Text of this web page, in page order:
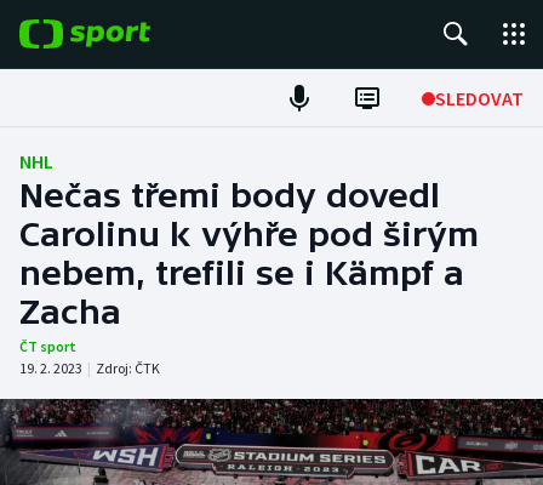
SLEDOVAT
Fotbal
Hokej
Tenis
Atletika
DALŠÍ SPORTY
NHL
Nečas třemi body dovedl
Carolinu k výhře pod širým
nebem, trefili se i Kämpf a
Zacha
ČT sport
19. 2. 2023 | Zdroj: ČTK